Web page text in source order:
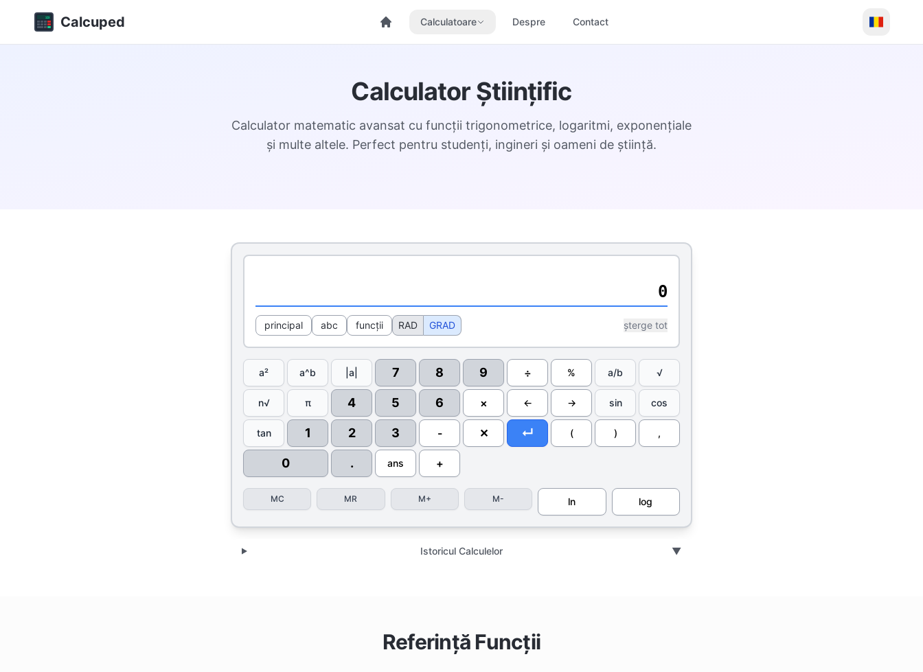
Calcuped Calculatoare Despre Contact
Calculator Științific
Calculator matematic avansat cu funcții trigonometrice, logaritmi, exponențiale
și multe altele. Perfect pentru studenți, ingineri și oameni de știință.
0
principal abc funcții RAD GRAD șterge tot
a² a^b |a| 7 8 9 ÷ % a/b √
n√ π 4 5 6 × ← → sin cos
tan 1 2 3 - ✕ ↵ ( ) ,
0 . ans +
MC MR M+ M- ln log
Istoricul Calculelor ▼
Referință Funcții